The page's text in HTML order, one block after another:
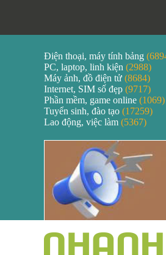
Điện thoại, máy tính bảng
PC, laptop, linh kiện (2988)
Máy ảnh, đồ điện tử (8684)
Internet, SIM số đẹp (9717)
Phần mềm, game online (1069)
Tuyển sinh, đào tạo (17259)
Lao động, việc làm (5367)